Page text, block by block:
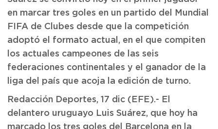
en marcar tres goles en un partido del Mundial
FIFA de Clubes desde que la competición
adoptó el formato actual, en el que compiten
los actuales campeones de las seis
federaciones continentales y el ganador de la
liga del país que acoja la edición de turno.
Redacción Deportes, 17 dic (EFE).- El
delantero uruguayo Luis Suárez, que hoy ha
marcado los tres goles del Barcelona en la